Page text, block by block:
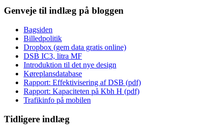
Genveje til indlæg på bloggen
Bagsiden
Billedpolitik
Dropbox (gem data gratis online)
DSB IC3, litra MF
Introduktion til det nye design
Køreplansdatabase
Rapport: Effektivisering af DSB (pdf)
Rapport: Kapaciteten på Kbh H (pdf)
Trafikinfo på mobilen
Tidligere indlæg